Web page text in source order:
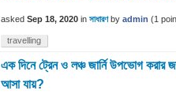
asked Sep 18, 2020 in সাধারণ by admin (1
travelling
এক দিনে ট্রেন ও লঞ্চ জার্নি উপভোগ করার
আসা যায়?